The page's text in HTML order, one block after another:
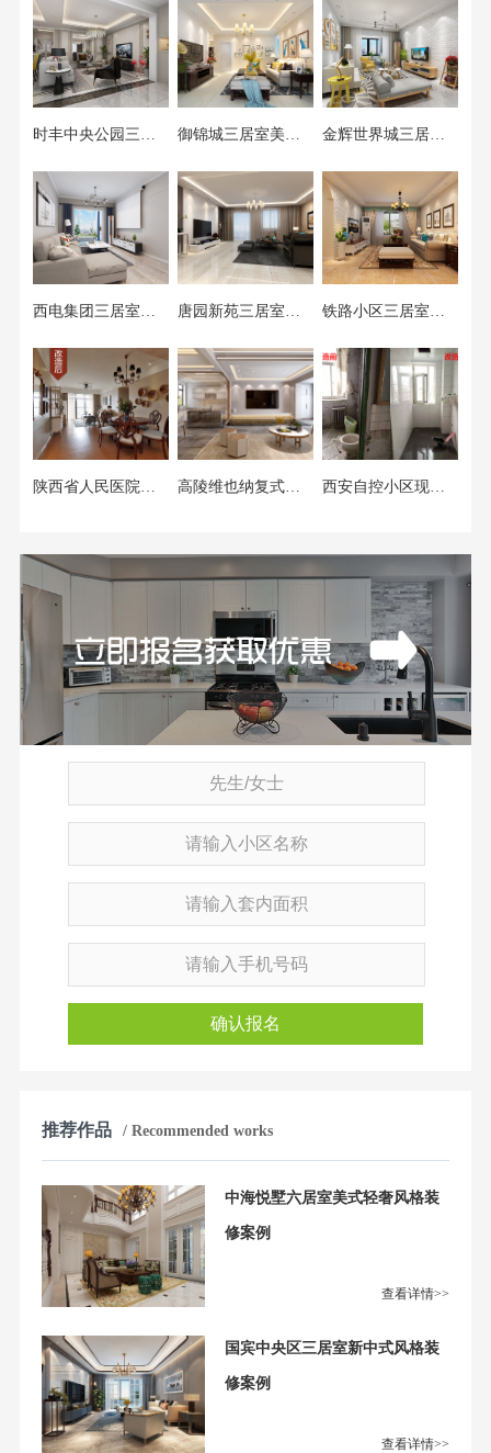
时丰中央公园三居室美式风格装修案例 御锦城三居室美式风格装修案例 金辉世界城三居室北欧风格装修案例
陕西省人民医院美式风格改造装修案例 高陵维也纳复式港式风格装修案例 西安自控小区现代简约风格改造装修案例
确认报名
推荐作品 / Recommended works
中海悦墅六居室美式轻奢风格装
修案例
查看详情>>
国宾中央区三居室新中式风格装
修案例
查看详情>>